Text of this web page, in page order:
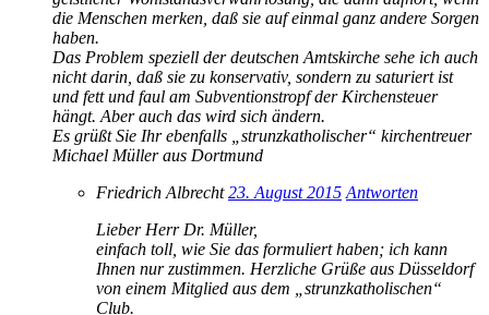
die Menschen merken, daß sie auf einmal ganz andere Sorgen
haben.
Das Problem speziell der deutschen Amtskirche sehe ich auch
nicht darin, daß sie zu konservativ, sondern zu saturiert ist
und fett und faul am Subventionstropf der Kirchensteuer
hängt. Aber auch das wird sich ändern.
Es grüßt Sie Ihr ebenfalls „strunzkatholischer“ kirchentreuer
Michael Müller aus Dortmund
Friedrich Albrecht 23. August 2015 Antworten
Lieber Herr Dr. Müller,
einfach toll, wie Sie das formuliert haben; ich kann
Ihnen nur zustimmen. Herzliche Grüße aus Düsseldorf
von einem Mitglied aus dem „strunzkatholischen“
Club.